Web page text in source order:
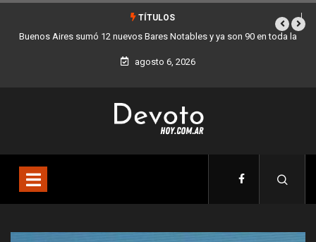
TÍTULOS
Los stands móviles de la Ciudad llegan esta semana a Villa Devoto
agosto 6, 2026